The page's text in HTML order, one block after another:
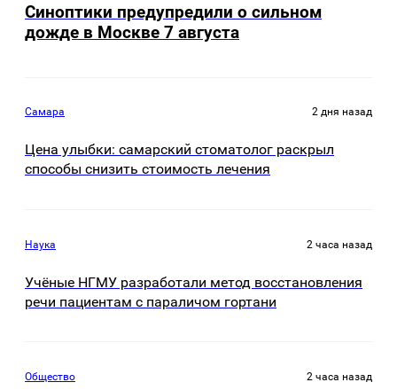
Синоптики предупредили о сильном
дожде в Москве 7 августа
Самара 2 дня назад
Цена улыбки: самарский стоматолог раскрыл
способы снизить стоимость лечения
Наука 2 часа назад
Учёные НГМУ разработали метод восстановления
речи пациентам с параличом гортани
Общество 2 часа назад